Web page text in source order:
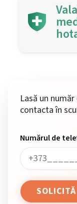
Lasă un
contacta în
Numărul de